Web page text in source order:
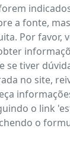
a fonte,
Por favor,
se tiver
no site,
o link
o